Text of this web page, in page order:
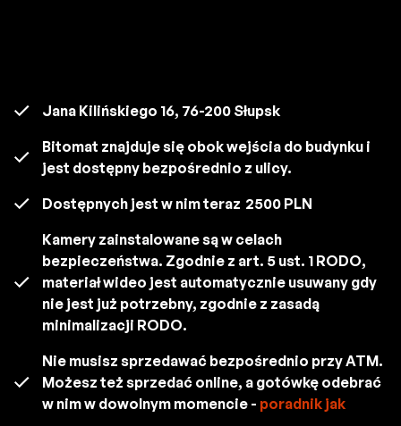
Jana Kilińskiego 16, 76-200 Słupsk
Bitomat znajduje się obok wejścia do budynku i
jest dostępny bezpośrednio z ulicy.
Dostępnych jest w nim teraz 2500 PLN
Kamery zainstalowane są w celach
bezpieczeństwa. Zgodnie z art. 5 ust. 1 RODO,
materiał wideo jest automatycznie usuwany gdy
nie jest już potrzebny, zgodnie z zasadą
minimalizacji RODO.
Nie musisz sprzedawać bezpośrednio przy ATM.
Możesz też sprzedać online, a gotówkę odebrać
w nim w dowolnym momencie - poradnik jak